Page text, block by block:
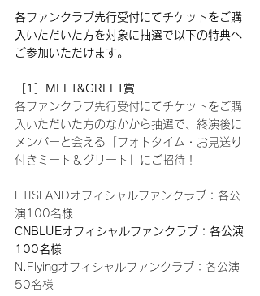
各ファンクラブ先行受付にてチケットをご購
入いただいた方を対象に抽選で以下の特典へ
ご参加いただけます。
［1］MEET&GREET賞
各ファンクラブ先行受付にてチケットをご購
入いただいた方のなかから抽選で、終演後に
メンバーと会える「フォトタイム・お見送り
付きミート＆グリート」にご招待！
FTISLANDオフィシャルファンクラブ：各公
演100名様
CNBLUEオフィシャルファンクラブ：各公演
100名様
N.Flyingオフィシャルファンクラブ：各公演
50名様